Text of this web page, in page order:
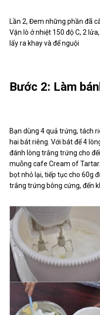
Lần 2, Đem những phần đã
Vặn lò ở nhiệt 150 độ C, 2
lấy ra khay và để nguội
Bước 2: Làm
Bạn dùng 4 quả trứng, tách
hai bát riêng. Với bát để 4
đánh lòng trắng trứng cho
muỗng cafe Cream of
bọt nhỏ lại, tiếp tục cho 60g
trắng trứng bông cứng, đến